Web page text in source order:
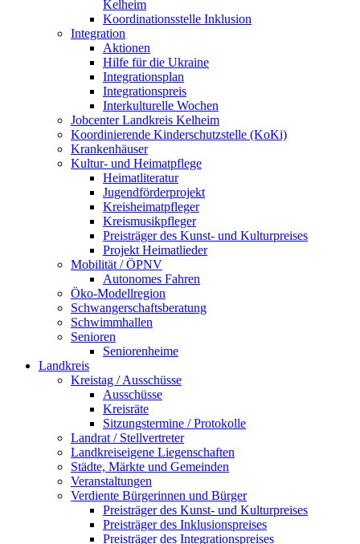
Kelheim
Koordinationsstelle Inklusion
Integration
Aktionen
Hilfe für die Ukraine
Integrationsplan
Integrationspreis
Interkulturelle Wochen
Jobcenter Landkreis Kelheim
Koordinierende Kinderschutzstelle (KoKi)
Krankenhäuser
Kultur- und Heimatpflege
Heimatliteratur
Jugendförderprojekt
Kreisheimatpfleger
Kreismusikpfleger
Preisträger des Kunst- und Kulturpreises
Projekt Heimatlieder
Mobilität / ÖPNV
Autonomes Fahren
Öko-Modellregion
Schwangerschaftsberatung
Schwimmhallen
Senioren
Seniorenheime
Landkreis
Kreistag / Ausschüsse
Ausschüsse
Kreisräte
Sitzungstermine / Protokolle
Landrat / Stellvertreter
Landkreiseigene Liegenschaften
Städte, Märkte und Gemeinden
Veranstaltungen
Verdiente Bürgerinnen und Bürger
Preisträger des Kunst- und Kulturpreises
Preisträger des Inklusionspreises
Preisträger des Integrationspreises